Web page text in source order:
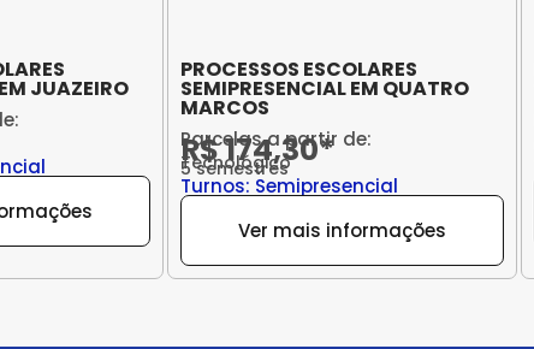
JUAZEIRO
PROCESSOS ESCOLARES
SEMIPRESENCIAL EM QUATRO
MARCOS
Parcelas a partir de:
R$ 174,30*
Tecnológico
5 semestres
Turnos: Semipresencial
Ver mais informações